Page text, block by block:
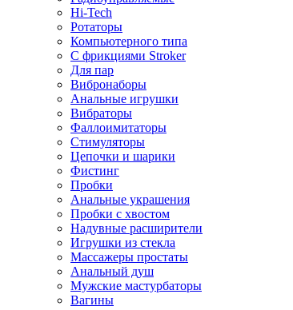
Hi-Tech
Ротаторы
Компьютерного типа
С фрикциями Stroker
Для пар
Вибронаборы
Анальные игрушки
Вибраторы
Фаллоимитаторы
Стимуляторы
Цепочки и шарики
Фистинг
Пробки
Анальные украшения
Пробки с хвостом
Надувные расширители
Игрушки из стекла
Массажеры простаты
Анальный душ
Мужские мастурбаторы
Вагины